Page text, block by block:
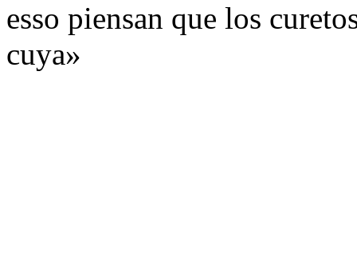
esso piensan que los
cuya»